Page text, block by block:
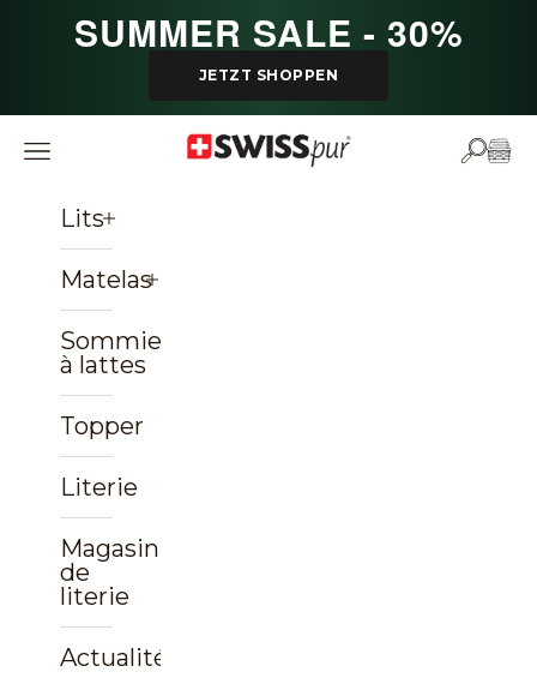
SUMMER SALE - 30%
JETZT SHOPPEN
SWISSpur
Ouvrir la navigation Ouvrir
Voir
Lits
Matelas
Sommiers
à lattes
Topper
Literie
Magasin
de
literie
Actualités